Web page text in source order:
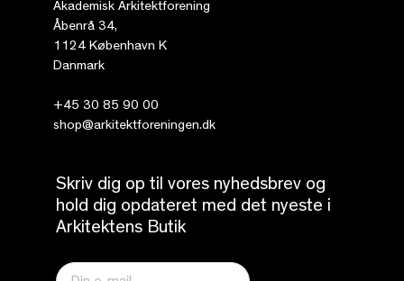
Akademisk Arkitektforening
Åbenrå 34,
1124 København K
Danmark
+45 30 85 90 00
shop@arkitektforeningen.dk
Skriv dig op til vores nyhedsbrev og
hold dig opdateret med det nyeste i
Arkitektens Butik